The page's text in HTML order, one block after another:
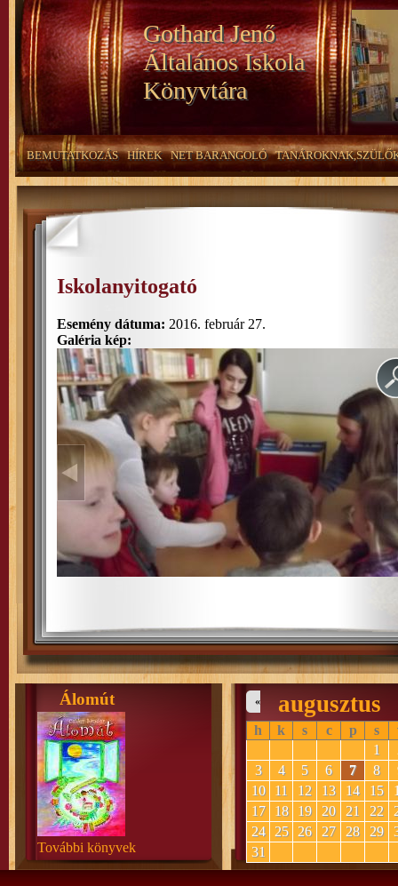
Gothard Jenő
Általános Iskola
Könyvtára
BEMUTATKOZÁS HÍREK NET BARANGOLÓ
Iskolanyitogató
Esemény dátuma: 2016. február 27.
Galéria kép:
Álomút
További könyvek
augusztus
«
h k s c p s
1
3
4 5 6 7 8
10
11 12 13 14 15
17
18 19 20 21 22
24
25 26 27 28 29
31